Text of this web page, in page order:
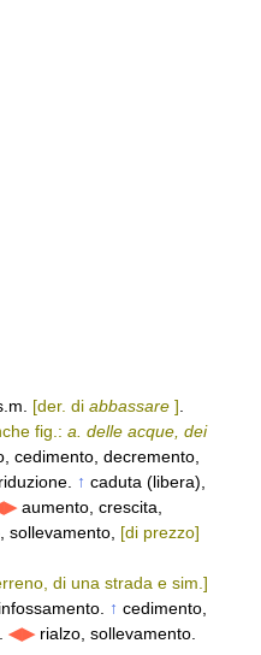
[der. di abbassare ]
fig.: a. delle acque, dei
cedimento, decremento,
↑ caduta (libera),
aumento, crescita,
sollevamento, [di prezzo]
di una strada e sim.]
↑ cedimento,
◀▶rialzo, sollevamento.